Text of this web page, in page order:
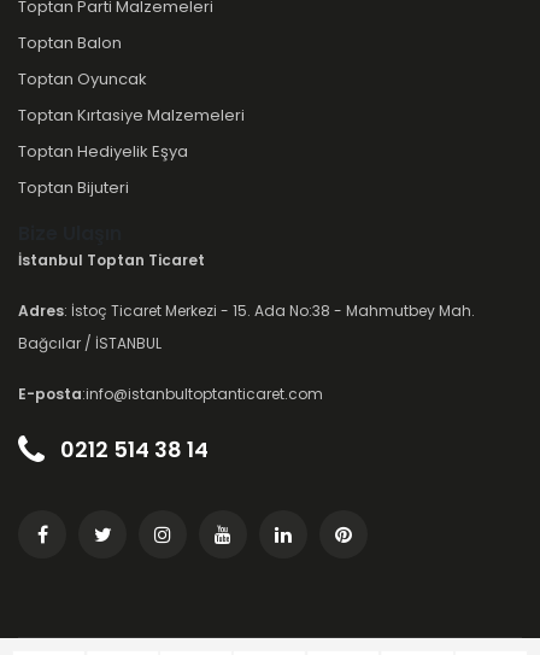
Toptan Parti Malzemeleri
Toptan Balon
Toptan Oyuncak
Toptan Kırtasiye Malzemeleri
Toptan Hediyelik Eşya
Toptan Bijuteri
İstanbul Toptan Ticaret
Adres: İstoç Ticaret Merkezi - 15. Ada No:38 - Mahmutbey Mah.
Bağcılar / İSTANBUL
E-posta:info@istanbultoptanticaret.com
0212 514 38 14